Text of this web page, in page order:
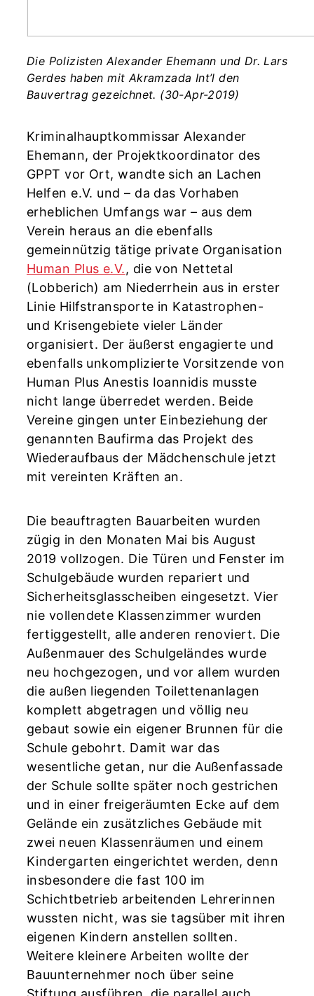
Die Polizisten Alexander Ehemann und Dr. Lars
Gerdes haben mit Akramzada Int’l den
Bauvertrag gezeichnet. (30-Apr-2019)
Kriminalhauptkommissar Alexander
Ehemann, der Projektkoordinator des
GPPT vor Ort, wandte sich an Lachen
Helfen e.V. und – da das Vorhaben
erheblichen Umfangs war – aus dem
Verein heraus an die ebenfalls
gemeinnützig tätige private Organisation
Human Plus e.V., die von Nettetal
(Lobberich) am Niederrhein aus in erster
Linie Hilfstransporte in Katastrophen-
und Krisengebiete vieler Länder
organisiert. Der äußerst engagierte und
ebenfalls unkomplizierte Vorsitzende von
Human Plus Anestis Ioannidis musste
nicht lange überredet werden. Beide
Vereine gingen unter Einbeziehung der
genannten Baufirma das Projekt des
Wiederaufbaus der Mädchenschule jetzt
mit vereinten Kräften an.
Die beauftragten Bauarbeiten wurden
zügig in den Monaten Mai bis August
2019 vollzogen. Die Türen und Fenster im
Schulgebäude wurden repariert und
Sicherheitsglasscheiben eingesetzt. Vier
nie vollendete Klassenzimmer wurden
fertiggestellt, alle anderen renoviert. Die
Außenmauer des Schulgeländes wurde
neu hochgezogen, und vor allem wurden
die außen liegenden Toilettenanlagen
komplett abgetragen und völlig neu
gebaut sowie ein eigener Brunnen für die
Schule gebohrt. Damit war das
wesentliche getan, nur die Außenfassade
der Schule sollte später noch gestrichen
und in einer freigeräumten Ecke auf dem
Gelände ein zusätzliches Gebäude mit
zwei neuen Klassenräumen und einem
Kindergarten eingerichtet werden, denn
insbesondere die fast 100 im
Schichtbetrieb arbeitenden Lehrerinnen
wussten nicht, was sie tagsüber mit ihren
eigenen Kindern anstellen sollten.
Weitere kleinere Arbeiten wollte der
Bauunternehmer noch über seine